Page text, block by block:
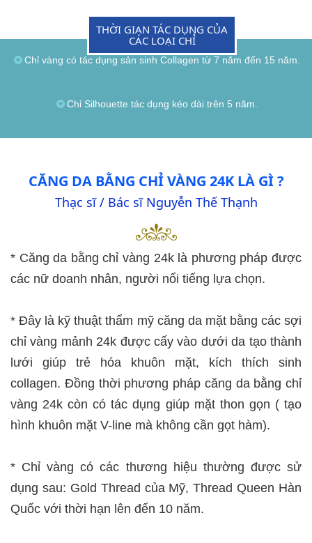
THỜI GIAN TÁC DỤNG CỦA
CÁC LOẠI CHỈ
Chỉ vàng có tác dụng sản sinh Collagen từ 7 năm đến 15 năm.
Chỉ Silhouette tác dụng kéo dài trên 5 năm.
CĂNG DA BẰNG CHỈ VÀNG 24K LÀ GÌ ?
Thạc sĩ / Bác sĩ Nguyễn Thế Thạnh
* Căng da bằng chỉ vàng 24k là phương pháp được
các nữ doanh nhân, người nổi tiếng lựa chọn.
* Đây là kỹ thuật thẩm mỹ căng da mặt bằng các sợi
chỉ vàng mảnh 24k được cấy vào dưới da tạo thành
lưới giúp trẻ hóa khuôn mặt, kích thích sinh
collagen. Đồng thời phương pháp căng da bằng chỉ
vàng 24k còn có tác dụng giúp mặt thon gọn ( tạo
hình khuôn mặt V-line mà không cần gọt hàm).
* Chỉ vàng có các thương hiệu thường được sử
dụng sau: Gold Thread của Mỹ, Thread Queen Hàn
Quốc với thời hạn lên đến 10 năm.